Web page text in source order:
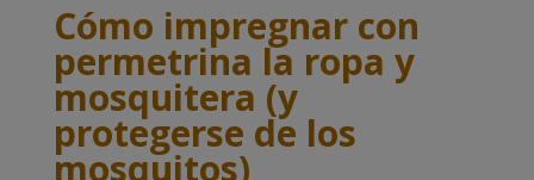
Cómo impregnar con
permetrina la ropa y
mosquitera (y
protegerse de los
mosquitos)